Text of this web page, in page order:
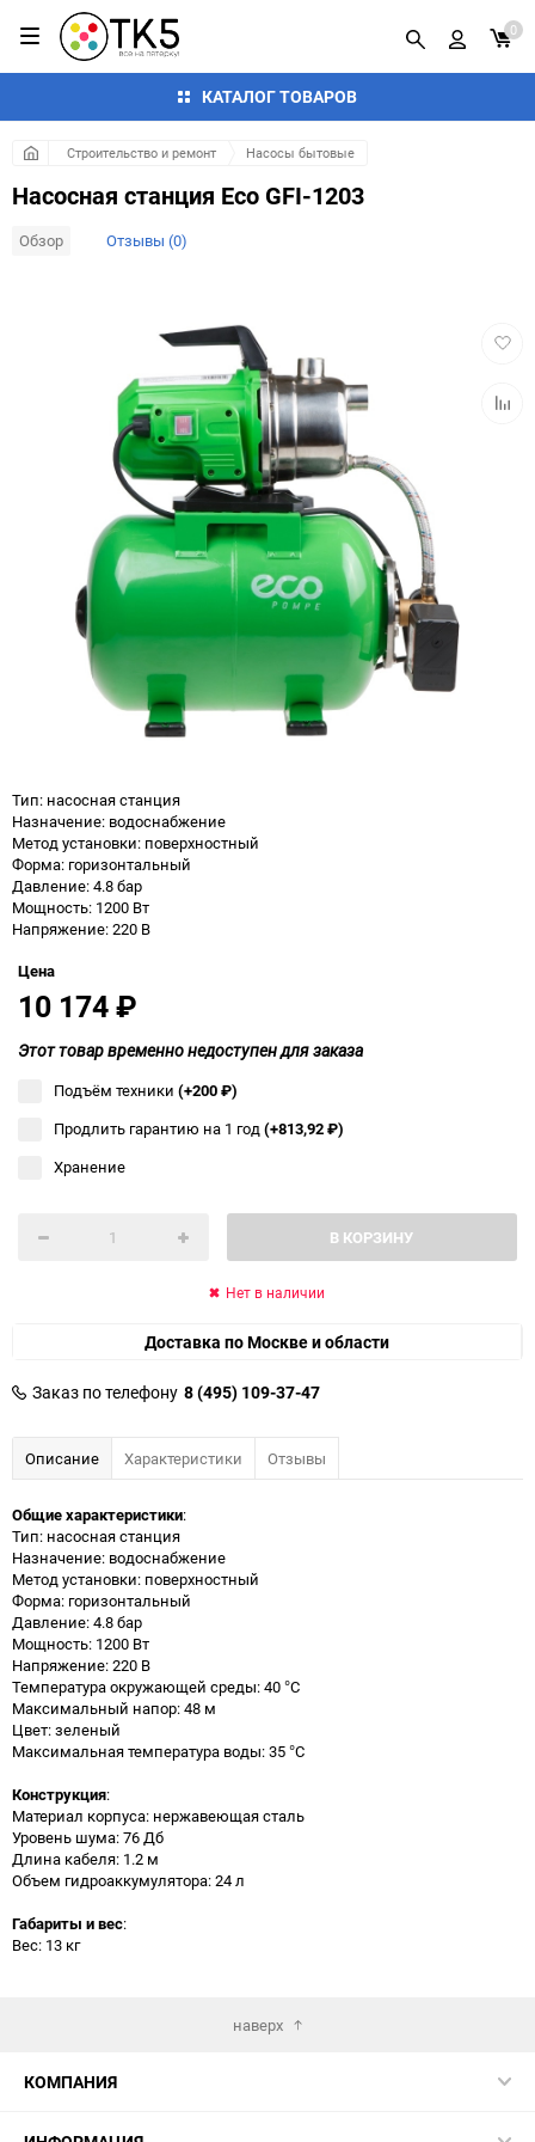
КАТАЛОГ ТОВАРОВ
0
Строительство и ремонт Насосы бытовые
Насосная станция Eco GFI-1203
Обзор Отзывы (0)
Тип: насосная станция
Назначение: водоснабжение
Метод установки: поверхностный
Форма: горизонтальный
Давление: 4.8 бар
Мощность: 1200 Вт
Напряжение: 220 В
Цена
10 174₽
Этот товар временно недоступен для заказа
Подъём техники (+200₽)
Продлить гарантию на 1 год(+813,92₽)
Хранение
В КОРЗИНУ
Нет в наличии
Доставка по Москве и области
Заказ по телефону 8 (495) 109-37-47
Описание Характеристики Отзывы
Общие характеристики:
Тип: насосная станция
Назначение: водоснабжение
Метод установки: поверхностный
Форма: горизонтальный
Давление: 4.8 бар
Мощность: 1200 Вт
Напряжение: 220 В
Температура окружающей среды: 40 °C
Максимальный напор: 48 м
Цвет: зеленый
Максимальная температура воды: 35 °С
Конструкция:
Материал корпуса: нержавеющая сталь
Уровень шума: 76 Дб
Длина кабеля: 1.2 м
Объем гидроаккумулятора: 24 л
Габариты и вес:
Вес: 13 кг
наверх
КОМПАНИЯ